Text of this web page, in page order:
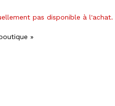
pas disponible à l'achat.
»